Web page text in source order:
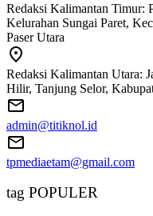
Redaksi Kalimantan Timur:
Kelurahan Sungai Paret,
Paser Utara
Redaksi Kalimantan Utara:
Hilir, Tanjung Selor,
admin@titiknol.id
tpmediaetam@gmail.com
tag POPULER